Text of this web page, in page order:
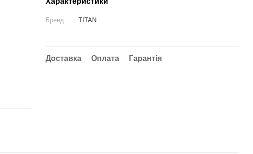
Бренд TITAN
Доставка Оплата Гарантія